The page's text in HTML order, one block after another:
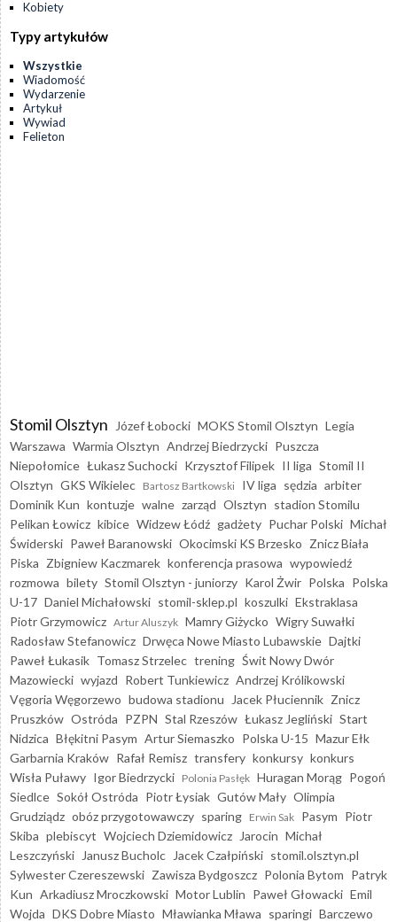
Kobiety
Typy artykułów
Wszystkie
Wiadomość
Wydarzenie
Artykuł
Wywiad
Felieton
Stomil Olsztyn Józef Łobocki MOKS Stomil Olsztyn Legia
Warszawa Warmia Olsztyn Andrzej Biedrzycki Puszcza
Niepołomice Łukasz Suchocki Krzysztof Filipek II liga Stomil II
Olsztyn GKS Wikielec Bartosz Bartkowski IV liga sędzia arbiter
Dominik Kun kontuzje walne zarząd Olsztyn stadion Stomilu
Pelikan Łowicz kibice Widzew Łódź gadżety Puchar Polski Michał
Świderski Paweł Baranowski Okocimski KS Brzesko Znicz Biała
Piska Zbigniew Kaczmarek konferencja prasowa wypowiedź
rozmowa bilety Stomil Olsztyn - juniorzy Karol Żwir Polska Polska
U-17 Daniel Michałowski stomil-sklep.pl koszulki Ekstraklasa
Piotr Grzymowicz Artur Aluszyk Mamry Giżycko Wigry Suwałki
Radosław Stefanowicz Drwęca Nowe Miasto Lubawskie Dajtki
Paweł Łukasik Tomasz Strzelec trening Świt Nowy Dwór
Mazowiecki wyjazd Robert Tunkiewicz Andrzej Królikowski
Vęgoria Węgorzewo budowa stadionu Jacek Płuciennik Znicz
Pruszków Ostróda PZPN Stal Rzeszów Łukasz Jegliński Start
Nidzica Błękitni Pasym Artur Siemaszko Polska U-15 Mazur Ełk
Garbarnia Kraków Rafał Remisz transfery konkursy konkurs
Wisła Puławy Igor Biedrzycki Polonia Pasłęk Huragan Morąg Pogoń
Siedlce Sokół Ostróda Piotr Łysiak Gutów Mały Olimpia
Grudziądz obóz przygotowawczy sparing Erwin Sak Pasym Piotr
Skiba plebiscyt Wojciech Dziemidowicz Jarocin Michał
Leszczyński
Janusz Bucholc Jacek Czałpiński stomil.olsztyn.pl
Sylwester Czereszewski Zawisza Bydgoszcz Polonia Bytom Patryk
Kun Arkadiusz Mroczkowski Motor Lublin Paweł Głowacki Emil
Wojda DKS Dobre Miasto Mławianka Mława sparingi Barczewo